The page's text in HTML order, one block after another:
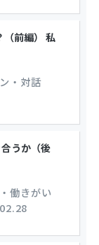
（前編） 私
・対話
うか（後
働きがい